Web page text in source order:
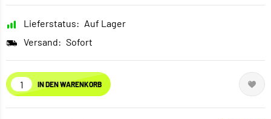
Lieferstatus: Auf Lager
Versand: Sofort
IN DEN WARENKORB